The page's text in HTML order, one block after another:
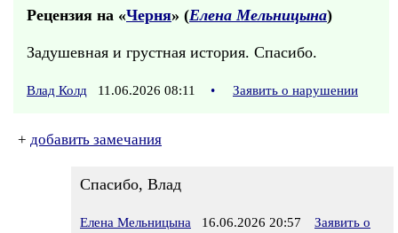
Рецензия на «Черня» (Елена Мельницына)
Задушевная и грустная история. Спасибо.
Влад Колд 11.06.2026 08:11 • Заявить о нарушении
+ добавить замечания
Спасибо, Влад
Елена Мельницына 16.06.2026 20:57
Заявить о